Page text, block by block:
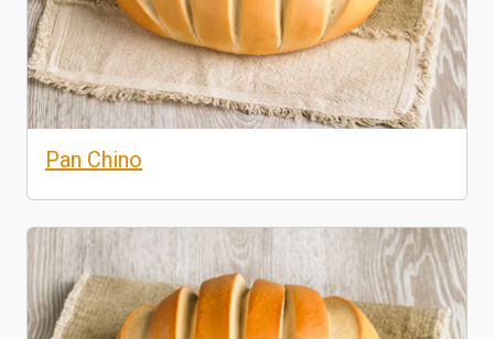
Pan Chino